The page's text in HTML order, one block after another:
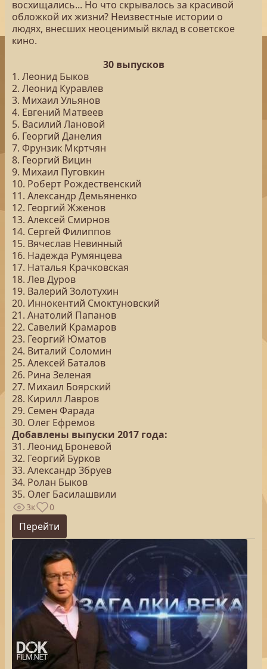
восхищались... Но что скрывалось за красивой
обложкой их жизни? Неизвестные истории о
людях, внесших неоценимый вклад в советское
кино.
30 выпусков
1. Леонид Быков
2. Леонид Куравлев
3. Михаил Ульянов
4. Евгений Матвеев
5. Василий Лановой
6. Георгий Данелия
7. Фрунзик Мкртчян
8. Георгий Вицин
9. Михаил Пуговкин
10. Роберт Рождественский
11. Александр Демьяненко
12. Георгий Жженов
13. Алексей Смирнов
14. Сергей Филиппов
15. Вячеслав Невинный
16. Надежда Румянцева
17. Наталья Крачковская
18. Лев Дуров
19. Валерий Золотухин
20. Иннокентий Смоктуновский
21. Анатолий Папанов
22. Савелий Крамаров
23. Георгий Юматов
24. Виталий Соломин
25. Алексей Баталов
26. Рина Зеленая
27. Михаил Боярский
28. Кирилл Лавров
29. Семен Фарада
30. Олег Ефремов
Добавлены выпуски 2017 года:
31. Леонид Броневой
32. Георгий Бурков
33. Александр Збруев
34. Ролан Быков
35. Олег Басилашвили
3к 0
Перейти